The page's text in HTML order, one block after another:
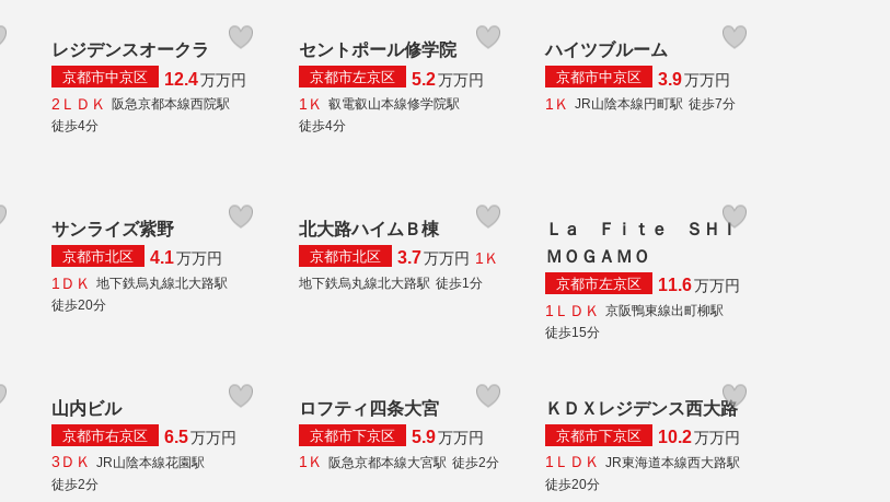
レジデンスオークラ
京都市中京区 12.4万万円
2ＬＤＫ
阪急京都本線西院駅
徒歩4分
セントポール修学院
京都市左京区 5.2万万円
1Ｋ
叡電叡山本線修学院駅
徒歩4分
ハイツブルーム
京都市中京区 3.9万万円
1Ｋ
JR山陰本線円町駅 徒歩7分
サンライズ紫野
京都市北区 4.1万万円
1ＤＫ
地下鉄烏丸線北大路駅
徒歩20分
北大路ハイムＢ棟
京都市北区 3.7万万円 1Ｋ
地下鉄烏丸線北大路駅 徒歩1分
Ｌａ Ｆｉｔｅ ＳＨＩ
ＭＯＧＡＭＯ
京都市左京区 11.6万万円
1ＬＤＫ
京阪鴨東線出町柳駅
徒歩15分
山内ビル
京都市右京区 6.5万万円
3ＤＫ JR山陰本線花園駅
徒歩2分
ロフティ四条大宮
京都市下京区 5.9万万円
1Ｋ 阪急京都本線大宮駅 徒歩2分
ＫＤＸレジデンス西大路
京都市下京区 10.2万万円
1ＬＤＫ JR東海道本線西大路駅
徒歩20分